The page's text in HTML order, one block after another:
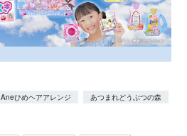
Aneひめヘアアレンジ
あつまれどうぶつの森